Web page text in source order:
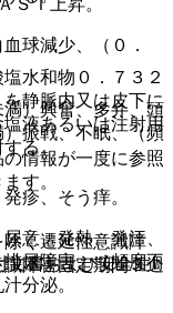
ＳＴ上昇。
球減少、（０．
）興奮、多弁、頭
振戦、不眠、（頻
疹、そう痒。
意、発熱、発汗、
尿障害、（頻度不
分泌。
水和物０．７３２
静脈内又は皮下に
液あるいは注射用
する。
く遷延性意識障
障害固定期間３週
情報が一度に参照
す。
文書および安全性